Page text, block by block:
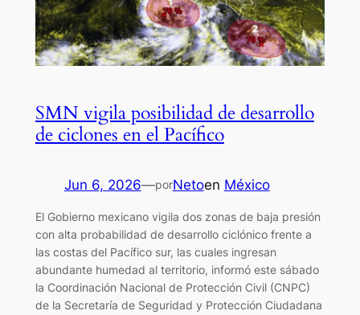
SMN vigila posibilidad de desarrollo
de ciclones en el Pacífico
Jun 6, 2026—porNetoen México
El Gobierno mexicano vigila dos zonas de baja presión
con alta probabilidad de desarrollo ciclónico frente a
las costas del Pacífico sur, las cuales ingresan
abundante humedad al territorio, informó este sábado
la Coordinación Nacional de Protección Civil (CNPC)
de la Secretaría de Seguridad y Protección Ciudadana